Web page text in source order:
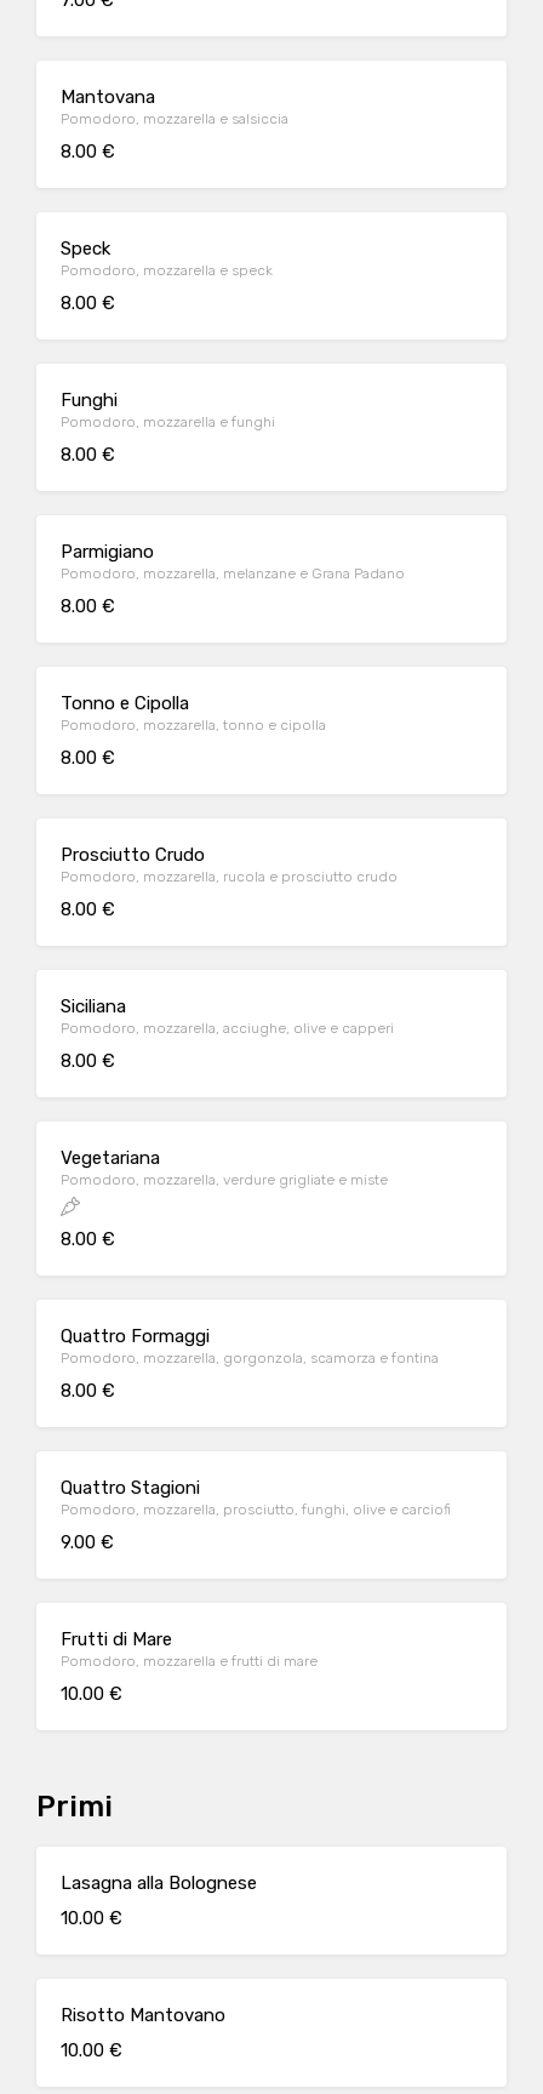
Mantovana
Pomodoro, mozzarella e salsiccia
8.00 €
Speck
Pomodoro, mozzarella e speck
8.00 €
Funghi
Pomodoro, mozzarella e funghi
8.00 €
Parmigiano
Pomodoro, mozzarella, melanzane e Grana Padano
8.00 €
Tonno e Cipolla
Pomodoro, mozzarella, tonno e cipolla
8.00 €
Prosciutto Crudo
Pomodoro, mozzarella, rucola e prosciutto crudo
8.00 €
Siciliana
Pomodoro, mozzarella, acciughe, olive e capperi
8.00 €
Vegetariana
Pomodoro, mozzarella, verdure grigliate e miste
8.00 €
Quattro Formaggi
Pomodoro, mozzarella, gorgonzola, scamorza e fontina
8.00 €
Quattro Stagioni
Pomodoro, mozzarella, prosciutto, funghi, olive e carciofi
9.00 €
Frutti di Mare
Pomodoro, mozzarella e frutti di mare
10.00 €
Primi
Lasagna alla Bolognese
10.00 €
Risotto Mantovano
10.00 €